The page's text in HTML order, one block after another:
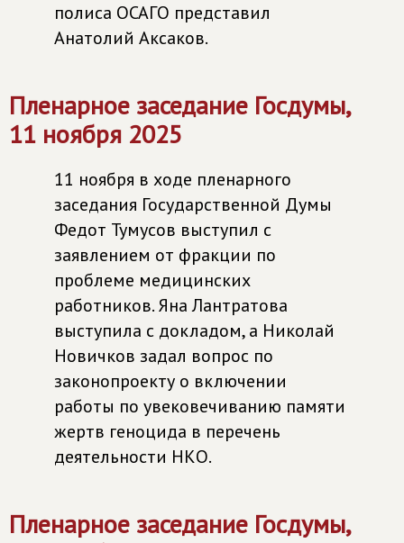
полиса ОСАГО представил
Анатолий Аксаков.
Пленарное заседание Госдумы,
11 ноября 2025
11 ноября в ходе пленарного
заседания Государственной Думы
Федот Тумусов выступил с
заявлением от фракции по
проблеме медицинских
работников. Яна Лантратова
выступила с докладом, а Николай
Новичков задал вопрос по
законопроекту о включении
работы по увековечиванию памяти
жертв геноцида в перечень
деятельности НКО.
Пленарное заседание Госдумы,